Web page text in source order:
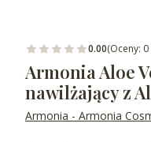
0.00(Oceny: 0
Armonia Aloe
nawilżający z
Armonia - Armonia